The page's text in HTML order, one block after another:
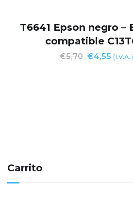
T6641 Epson negro
compatible
€5,70 €4,55 (I.V.A.
Carrito